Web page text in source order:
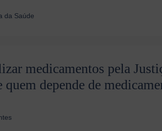
da Saúde
medicamentos pela
depende de